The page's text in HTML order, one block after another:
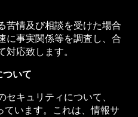
苦情及び相談を受けた場合
に事実関係等を調査し、合
応致します。
ついて
キュリティについて、
ています。これは、情報サ